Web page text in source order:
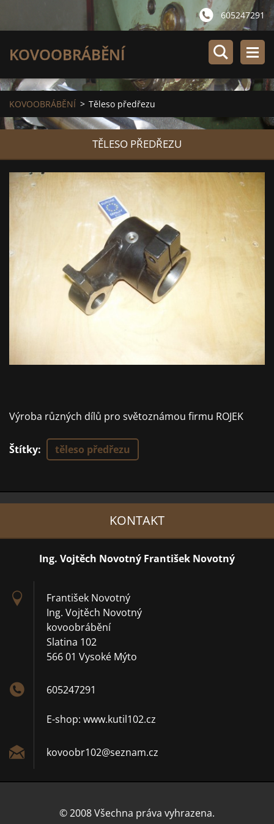
605247291
KOVOOBRÁBĚNÍ
KOVOOBRÁBĚNÍ > Těleso předřezu
TĚLESO PŘEDŘEZU
Výroba různých dílů pro světoznámou firmu ROJEK
Štítky: těleso předřezu
KONTAKT
Ing. Vojtěch Novotný František Novotný
František Novotný
Ing. Vojtěch Novotný
kovoobrábění
Slatina 102
566 01 Vysoké Mýto
605247291
E-shop: www.kutil102.cz
kovoobr102@seznam.cz
© 2008 Všechna práva vyhrazena.